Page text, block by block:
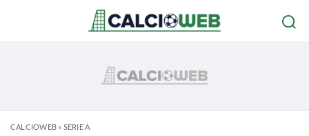
CALCIOWEB» SERIE A